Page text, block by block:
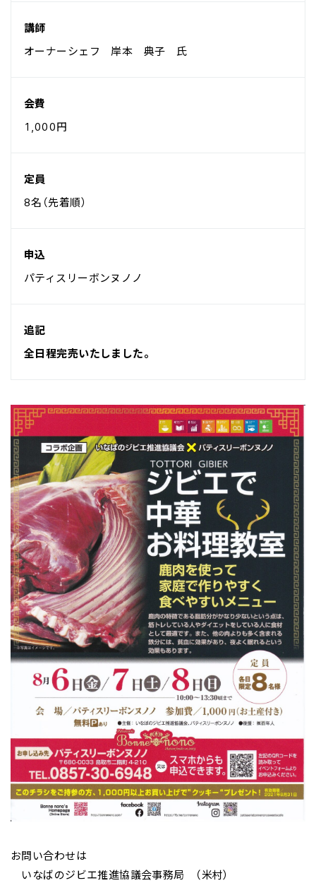
講師
オーナーシェフ 岸本 典子 氏
会費
1,000円
定員
8名（先着順）
申込
パティスリーボンヌノノ
追記
全日程完売いたしました。
お問い合わせは
いなばのジビエ推進協議会事務局 （米村）